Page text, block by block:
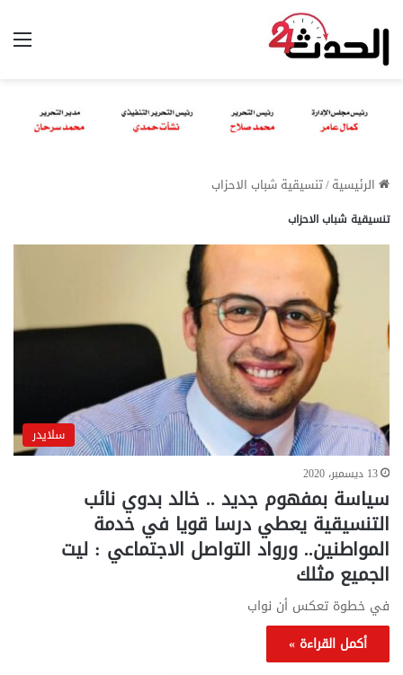
الرئيسية/تنسيقية شباب الاحزاب
تنسيقية شباب الاحزاب
سلايدر
13 ديسمبر، 2020
سياسة بمفهوم جديد .. خالد بدوي نائب
التنسيقية يعطي درسا قويا في خدمة
المواطنين.. ورواد التواصل الاجتماعي : ليت
الجميع مثلك
في خطوة تعكس أن نواب
أكمل القراءة »